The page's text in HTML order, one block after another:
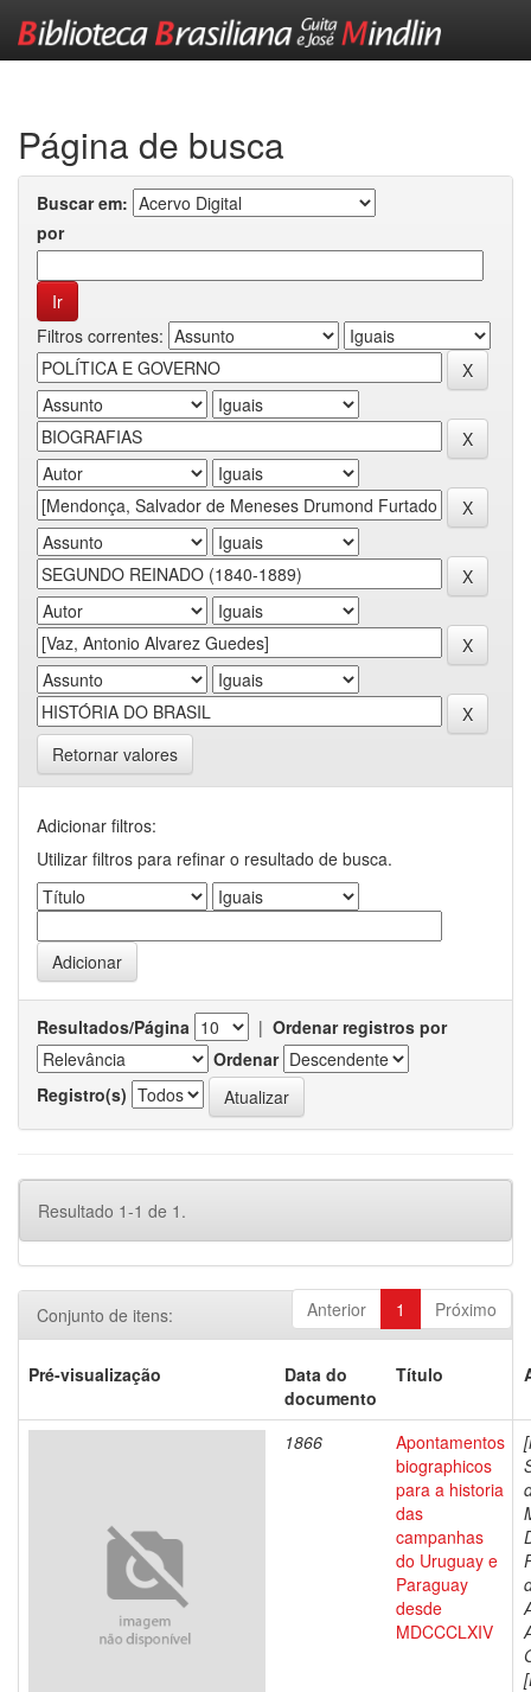
Página de busca
Buscar em:
por
Filtros correntes:
Retornar valores
Adicionar filtros:
Utilizar filtros para refinar o resultado de busca.
Resultados/Página | Ordenar registros por
Ordenar
Registro(s)
Resultado 1-1 de 1.
Anterior 1 Próximo
Conjunto de itens:
Pré-visualização
Data do
documento
Título
1866
Apontamentos
biographicos
para a historia
das
campanhas
do Uruguay e
Paraguay
desde
MDCCCLXIV